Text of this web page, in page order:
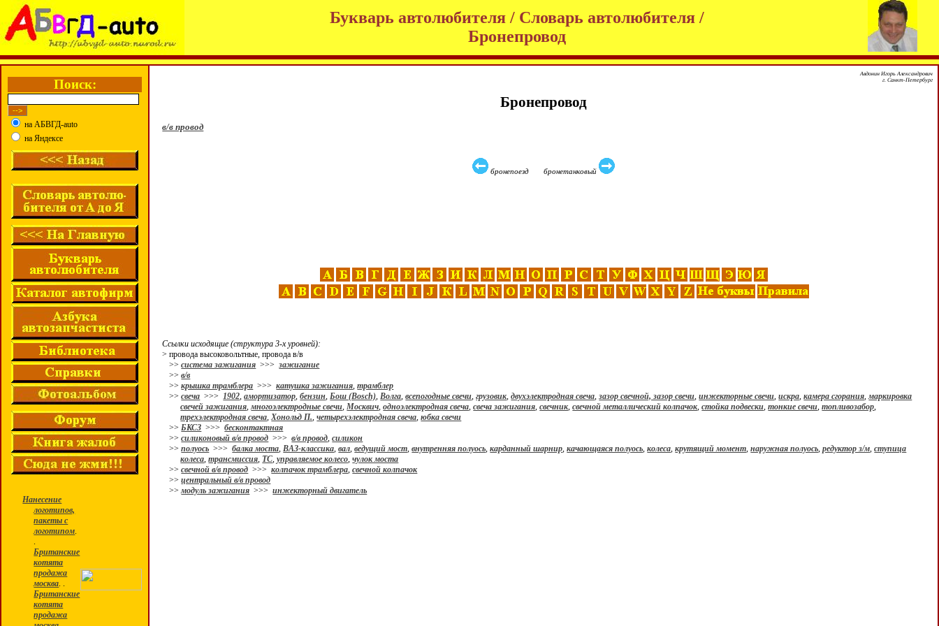
Букварь автолюбителя / Словарь автолюбителя /
Бронепровод
Поиск:
на АБВГД-auto
на Яндексе
Нанесение
логотипов,
пакеты с
логотипом.
.
Британские
котята
продажа
москва. .
Британские
котята
продажа
Авдонин Игорь Александрович
г. Санкт-Петербург
Бронепровод
в/в провод
бронепоезд бронетанковый
Ссылки исходящие (структура 3-х уровней):
> провода высоковольтные, провода в/в
>>система зажигания >>>зажигание
>>в/в
>>крышка трамблера >>>катушка зажигания,трамблер
>>свеча >>>1902,амортизатор,бензин,Бош (Bosch),Волга,всепогодные свечи,грузовик,двухэлектродная свеча,зазор свечной, зазор свечи,инжекторные свечи,искра,камера сгорания,маркировка
свечей зажигания,многоэлектродные свечи,Москвич,одноэлектродная свеча,свеча зажигания,свечник,свечной металлический колпачок,стойка подвески,тонкие свечи,топливозабор,
трехэлектродная свеча,Хонольд П.,четырехэлектродная свеча,юбка свечи
>>БКСЗ >>>бесконтактная
>>силиконовый в/в провод >>>в/в провод,силикон
>>полуось >>>балка моста,ВАЗ-классика,вал,ведущий мост,внутренняя полуось,карданный шарнир,качающаяся полуось,колеса,крутящий момент,наружная полуось,редуктор з/м,ступица
колеса,трансмиссия, ТС,управляемое колесо,чулок моста
>>свечной в/в провод >>>колпачок трамблера,свечной колпачок
>>центральный в/в провод
>>модуль зажигания >>>инжекторный двигатель